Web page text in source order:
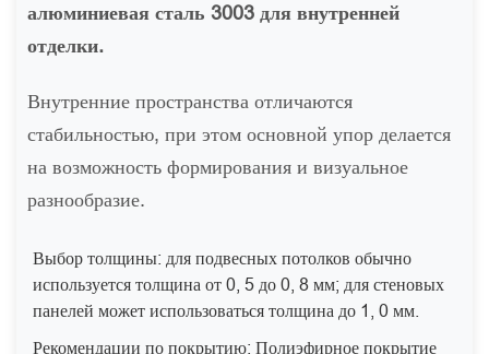
алюминиевая сталь 3003 для внутренней
отделки.
Внутренние пространства отличаются
стабильностью, при этом основной упор делается
на возможность формирования и визуальное
разнообразие.
Выбор толщины: для подвесных потолков обычно
используется толщина от 0, 5 до 0, 8 мм; для стеновых
панелей может использоваться толщина до 1, 0 мм.
Рекомендации по покрытию: Полиэфирное покрытие